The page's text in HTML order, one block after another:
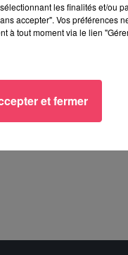
les finalités et/ou
accepter". Vos préférences
à tout moment via le lien
et fermer